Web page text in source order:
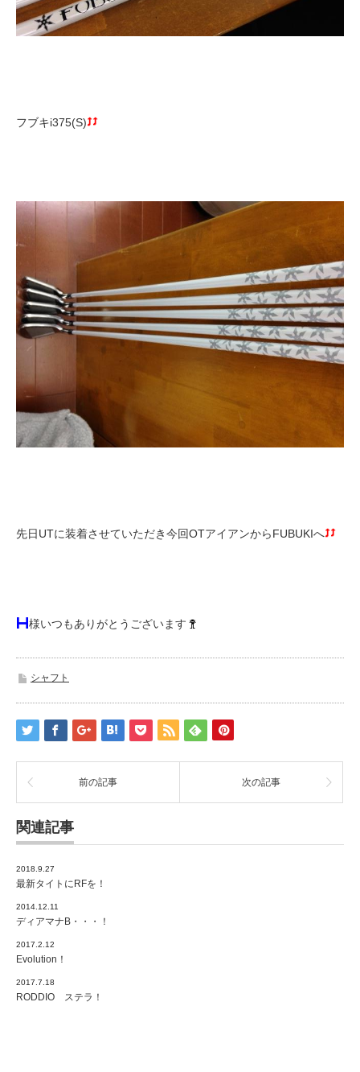
フブキi375(S)
先日UTに装着させていただき今回OTアイアンからFUBUKIへ
様いつもありがとうございます
シャフト
前の記事 次の記事
関連記事
2018.9.27
最新タイトにRFを！
2014.12.11
ディアマナB・・・！
2017.2.12
Evolution！
2017.7.18
RODDIO ステラ！